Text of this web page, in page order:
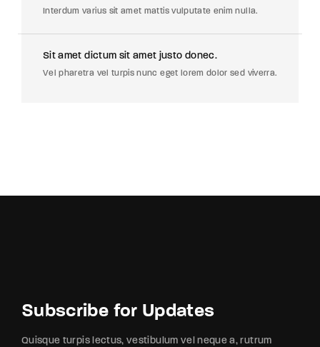
Interdum varius sit amet mattis vulputate enim nulla.
Sit amet dictum sit amet justo donec.
Vel pharetra vel turpis nunc eget lorem dolor sed viverra.
Subscribe for Updates
Quisque turpis lectus, vestibulum vel neque a, rutrum